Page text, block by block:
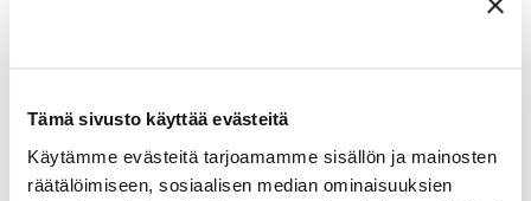
Tämä sivusto käyttää evästeitä
Käytämme evästeitä tarjoamamme sisällön ja mainosten
räätälöimiseen, sosiaalisen median ominaisuuksien
Ritva Parviainen
Varhaiskasvatuspäällikkö